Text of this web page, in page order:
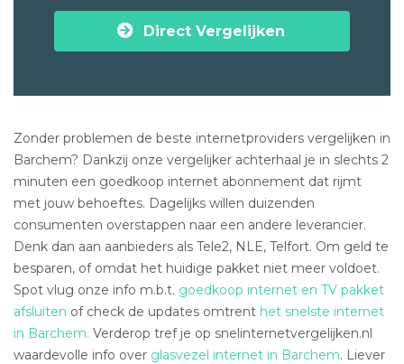
Direct Vergelijken
Zonder problemen de beste internetproviders vergelijken in
Barchem? Dankzij onze vergelijker achterhaal je in slechts 2
minuten een goedkoop internet abonnement dat rijmt
met jouw behoeftes. Dagelijks willen duizenden
consumenten overstappen naar een andere leverancier.
Denk dan aan aanbieders als Tele2, NLE, Telfort. Om geld te
besparen, of omdat het huidige pakket niet meer voldoet.
Spot vlug onze info m.b.t. goedkoop internet en TV pakket
afsluiten of check de updates omtrent het snelste internet
in Barchem. Verderop tref je op snelinternetvergelijken.nl
waardevolle info over glasvezel internet in Barchem. Liever